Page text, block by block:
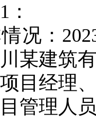
：2023
某建筑
目经理
管理人